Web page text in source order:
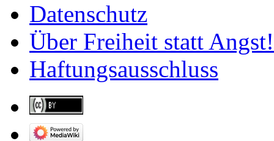
Datenschutz
Über Freiheit statt Angst!
Haftungsausschluss